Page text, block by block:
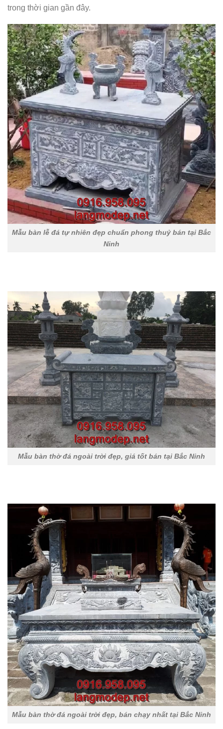
trong thời gian gần đây.
Mẫu bàn lễ đá tự nhiên đẹp chuẩn phong thuỷ bán tại Bắc
Ninh
Mẫu bàn thờ đá ngoài trời đẹp, giá tốt bán tại Bắc Ninh
Mẫu bàn thờ đá ngoài trời đẹp, bán chạy nhất tại Bắc Ninh